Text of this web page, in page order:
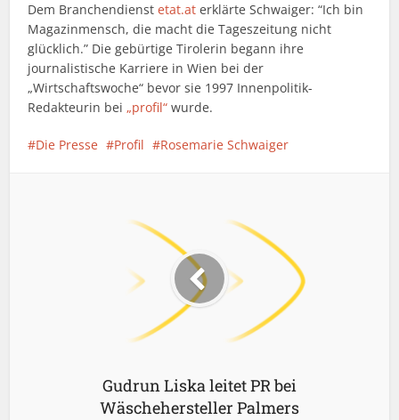
Dem Branchendienstetat.at erklärte Schwaiger: “Ich bin
Magazinmensch, die macht die Tageszeitung nicht
glücklich.” Die gebürtige Tirolerin begann ihre
journalistische Karriere in Wien bei der
„Wirtschaftswoche“ bevor sie 1997 Innenpolitik-
Redakteurin bei„profil“ wurde.
Die Presse Profil Rosemarie Schwaiger
Gudrun Liska leitet PR bei
Wäschehersteller Palmers